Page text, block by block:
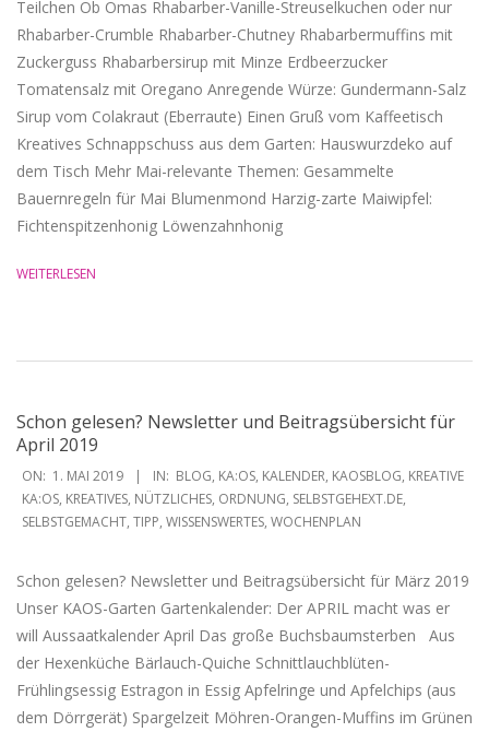
Teilchen Ob Omas Rhabarber-Vanille-Streuselkuchen oder nur
Rhabarber-Crumble Rhabarber-Chutney Rhabarbermuffins mit
Zuckerguss Rhabarbersirup mit Minze Erdbeerzucker
Tomatensalz mit Oregano Anregende Würze: Gundermann-Salz
Sirup vom Colakraut (Eberraute) Einen Gruß vom Kaffeetisch
Kreatives Schnappschuss aus dem Garten: Hauswurzdeko auf
dem Tisch Mehr Mai-relevante Themen: Gesammelte
Bauernregeln für Mai Blumenmond Harzig-zarte Maiwipfel:
Fichtenspitzenhonig Löwenzahnhonig
WEITERLESEN
Schon gelesen? Newsletter und Beitragsübersicht für
April 2019
2019-
05-
01
ON: 1. MAI 2019 IN: BLOG, KA:OS, KALENDER, KAOSBLOG, KREATIVE
KA:OS, KREATIVES, NÜTZLICHES, ORDNUNG, SELBSTGEHEXT.DE,
SELBSTGEMACHT, TIPP, WISSENSWERTES, WOCHENPLAN
Schon gelesen? Newsletter und Beitragsübersicht für März 2019
Unser KAOS-Garten Gartenkalender: Der APRIL macht was er
will Aussaatkalender April Das große Buchsbaumsterben Aus
der Hexenküche Bärlauch-Quiche Schnittlauchblüten-
Frühlingsessig Estragon in Essig Apfelringe und Apfelchips (aus
dem Dörrgerät) Spargelzeit Möhren-Orangen-Muffins im Grünen